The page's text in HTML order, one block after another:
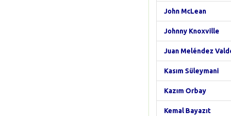
John McLean
Johnny Knoxville
Juan Meléndez
Kasım Süleymani
Kazım Orbay
Kemal Bayazıt